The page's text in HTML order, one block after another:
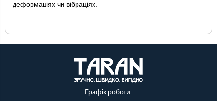
деформаціях чи вібраціях.
Графік роботи: